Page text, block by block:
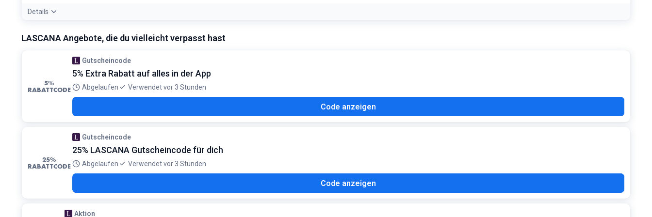
Details
Bedingungen:
LASCANA Angebote, die du vielleicht verpasst hast
5%
RABATTCODE
Gutscheincode
5% Extra Rabatt auf alles in der App
Abgelaufen Verwendet vor 3 Stunden
Code anzeigen
25%
RABATTCODE
Gutscheincode
25% LASCANA Gutscheincode für dich
Abgelaufen Verwendet vor 3 Stunden
Code anzeigen
Aktion